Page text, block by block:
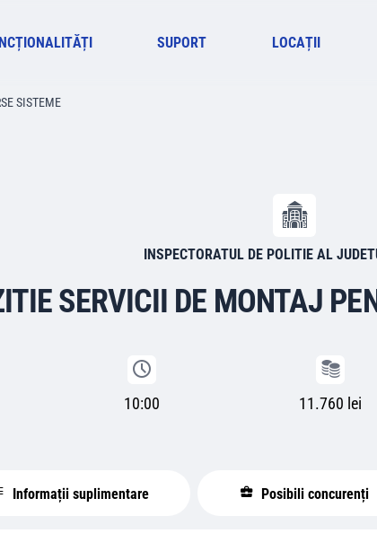
SUPORT LOCAȚII
SISTEME
INSPECTORATUL DE POLITIE AL
SERVICII DE MONTAJ
10:00 11.760 lei
Informații suplimentare Posibili concurenți